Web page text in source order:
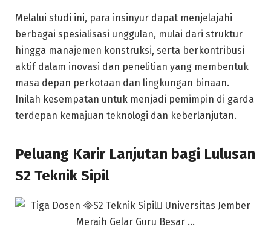
Melalui studi ini, para insinyur dapat menjelajahi
berbagai spesialisasi unggulan, mulai dari struktur
hingga manajemen konstruksi, serta berkontribusi
aktif dalam inovasi dan penelitian yang membentuk
masa depan perkotaan dan lingkungan binaan.
Inilah kesempatan untuk menjadi pemimpin di garda
terdepan kemajuan teknologi dan keberlanjutan.
Peluang Karir Lanjutan bagi Lulusan
S2 Teknik Sipil